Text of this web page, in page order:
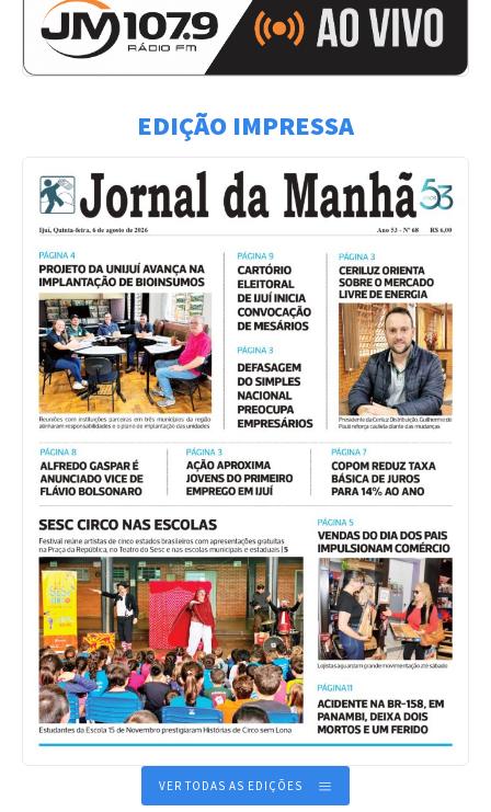
EDIÇÃO IMPRESSA
VER TODAS AS EDIÇÕES